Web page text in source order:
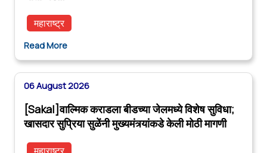
महाराष्ट्र
Read More
06 August 2026
[Sakal]वाल्मिक कराडला बीडच्या जेलमध्ये विशेष सुविधा;
खासदार सुप्रिया सुळेंनी मुख्यमंत्र्यांकडे केली मोठी मागणी
महाराष्ट्र